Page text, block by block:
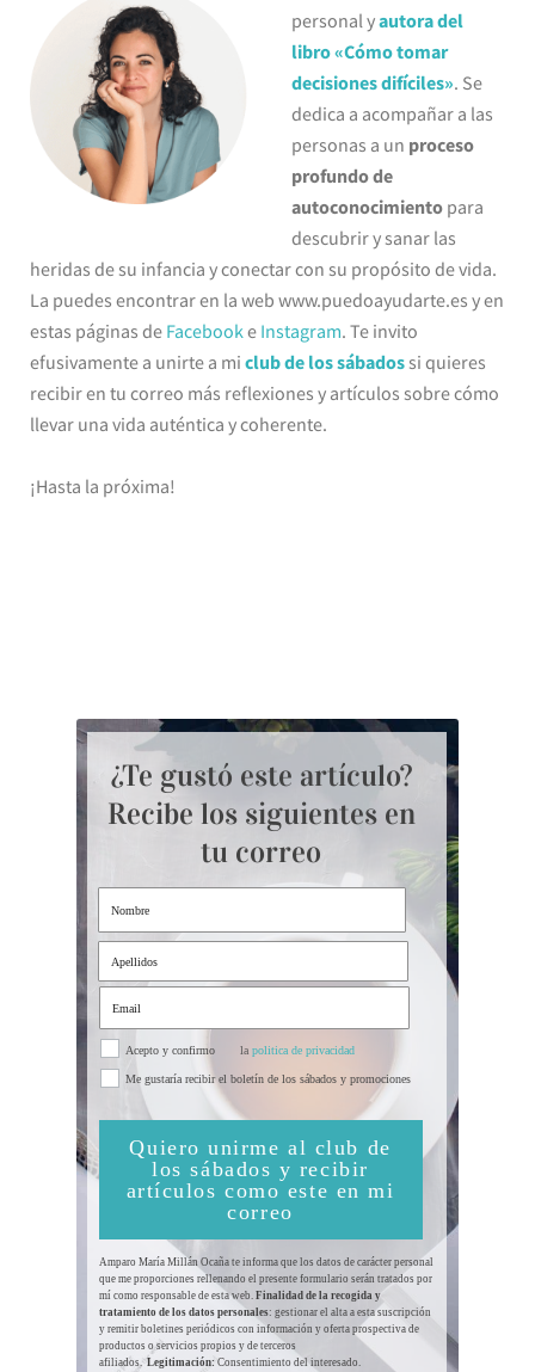
personal yautora del
libro «Cómo tomar
decisiones difíciles». Se
dedica a acompañar a las
personas a un proceso
profundo de
autoconocimiento para
descubrir y sanar las
heridas de su infancia y conectar con su propósito de vida.
La puedes encontrar en la web www.puedoayudarte.es y en
estas páginas de Facebooke Instagram. Te invito
efusivamente a unirte a mi club de los sábados si quieres
recibir en tu correo más reflexiones y artículos sobre cómo
llevar una vida auténtica y coherente.
¡Hasta la próxima!
la politica de privacidad
Amparo María Millán Ocaña te informa que los datos de carácter personal
que me proporciones rellenando el presente formulario serán tratados por
mí como responsable de esta web. Finalidad de la recogida y
tratamiento de los datos personales: gestionar el alta a esta suscripción
y remitir boletines periódicos con información y oferta prospectiva de
productos o servicios propios y de terceros
afiliados.Legitimación:Consentimiento del interesado.
¿Te gustó este artículo?
Recibe los siguientes en
tu correo
Acepto y confirmo
Me gustaría recibir el boletín de los sábados y promociones
Quiero unirme al club de
los sábados y recibir
artículos como este en mi
correo